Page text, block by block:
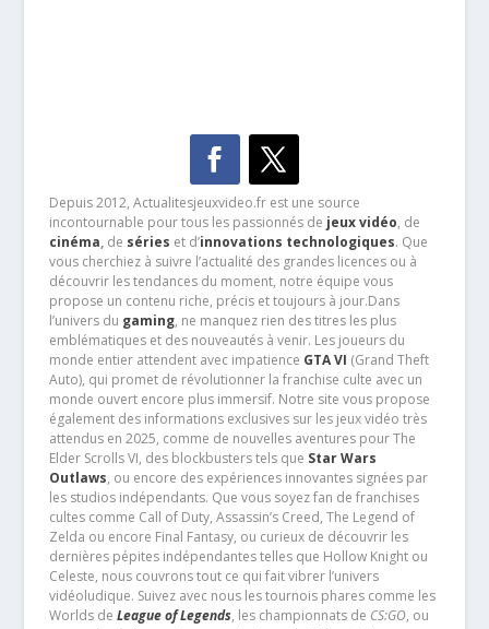
Depuis 2012, Actualitesjeuxvideo.fr est une source
incontournable pour tous les passionnés de jeux vidéo, de
cinéma,de séries et d’innovations technologiques. Que
vous cherchiez à suivre l’actualité des grandes licences ou à
découvrir les tendances du moment, notre équipe vous
propose un contenu riche, précis et toujours à jour.Dans
l’univers du gaming, ne manquez rien des titres les plus
emblématiques et des nouveautés à venir. Les joueurs du
monde entier attendent avec impatience GTA VI (Grand Theft
Auto), qui promet de révolutionner la franchise culte avec un
monde ouvert encore plus immersif. Notre site vous propose
également des informations exclusives sur les jeux vidéo très
attendus en 2025, comme de nouvelles aventures pour The
Elder Scrolls VI, des blockbusters tels que Star Wars
Outlaws, ou encore des expériences innovantes signées par
les studios indépendants. Que vous soyez fan de franchises
cultes comme Call of Duty, Assassin’s Creed, The Legend of
Zelda ou encore Final Fantasy, ou curieux de découvrir les
dernières pépites indépendantes telles que Hollow Knight ou
Celeste, nous couvrons tout ce qui fait vibrer l’univers
vidéoludique. Suivez avec nous les tournois phares comme les
Worlds de League of Legends, les championnats de CS:GO, ou